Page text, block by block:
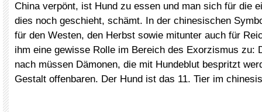
China verpönt, ist Hund zu essen und man sich für die
dies noch geschieht, schämt. In der chinesischen
für den Westen, den Herbst sowie mitunter auch für
ihm eine gewisse Rolle im Bereich des Exorzismus zu:
nach müssen Dämonen, die mit Hundeblut bespritzt
Gestalt offenbaren. Der Hund ist das 11. Tier im